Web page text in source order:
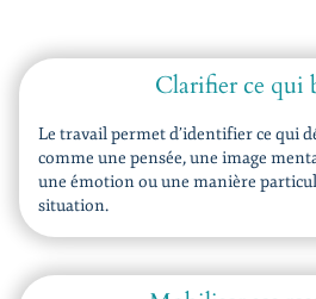
Clarifier ce qui
Le travail permet d’identifier ce qui
comme une pensée, une image
une émotion ou une manière
situation.